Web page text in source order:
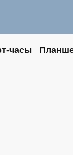
часы